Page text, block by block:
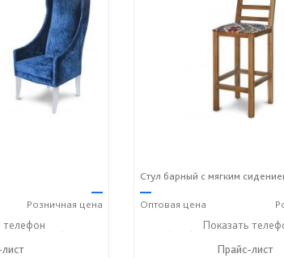
—
Розничная цена
☎+7 (918) 316-91-77
телефон
Стул барный с мягким
—
Оптовая цена
+7 (989) 269-73-94 ☎
Показать
Прайс-лист